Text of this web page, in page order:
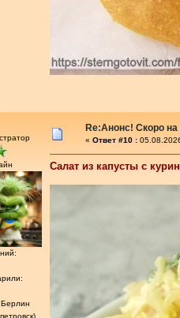
Re:Анонс! Скоро
« Ответ #10 :
Салат из капусты с